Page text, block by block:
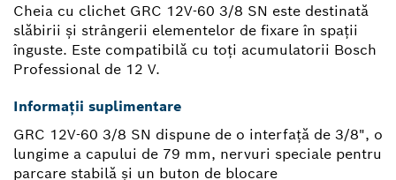
Cheia cu clichet GRC 12V-60 3/8 SN este destinată
slăbirii şi strângerii elementelor de fixare în spaţii
înguste. Este compatibilă cu toţi acumulatorii Bosch
Professional de 12 V.
Informații suplimentare
GRC 12V-60 3/8 SN dispune de o interfață de 3/8", o
lungime a capului de 79 mm, nervuri speciale pentru
parcare stabilă și un buton de blocare